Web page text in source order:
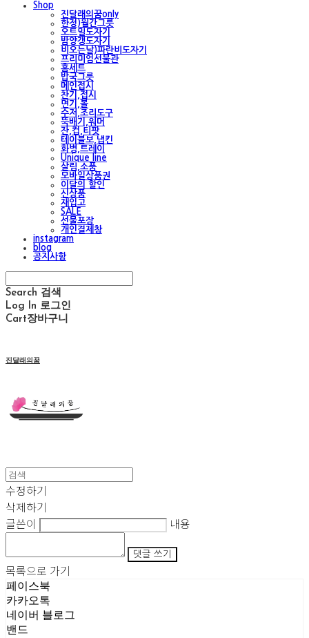
Shop
진달래의꿈only
한정)월간그릇
오트밀도자기
밤양갱도자기
비오는날)파란비도자기
프리미엄선물관
홈세트
밥국그릇
메인접시
찬기,접시
면기,볼
수저,조리도구
뚝배기,워머
잔,컵,티팟
테이블보,냅킨
화병,트레이
Unique line
살림,소품
모바일상품권
이달의 할인
신상품
재입고
SALE
선물포장
개인결제창
instagram
blog
공지사항
Search 검색
Log In 로그인
Cart장바구니
진달래의꿈
수정하기
삭제하기
글쓴이
내용
댓글 쓰기
목록으로 가기
페이스북
카카오톡
네이버 블로그
밴드